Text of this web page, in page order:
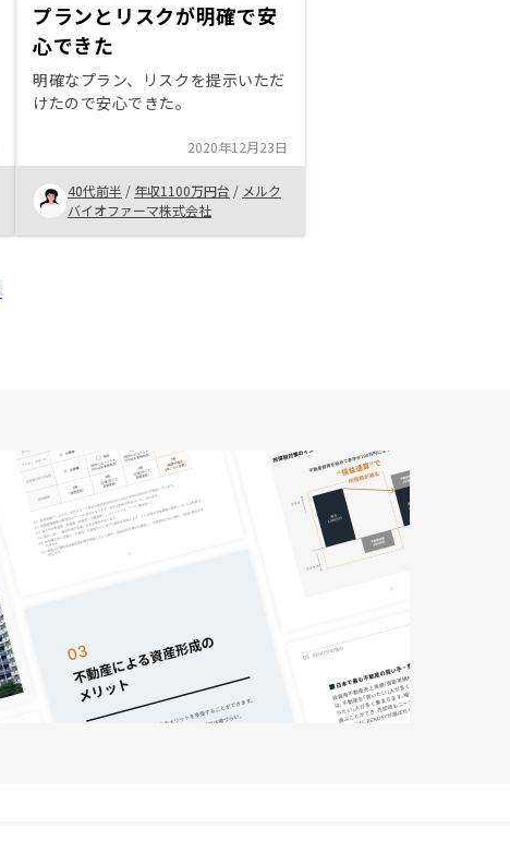
プランとリスクが明確で安
心できた
明確なプラン、リスクを提示いただ
けたので安心できた。
2020年12月23日
40代前半 / 年収1100万円台 / メルク
バイオファーマ株式会社